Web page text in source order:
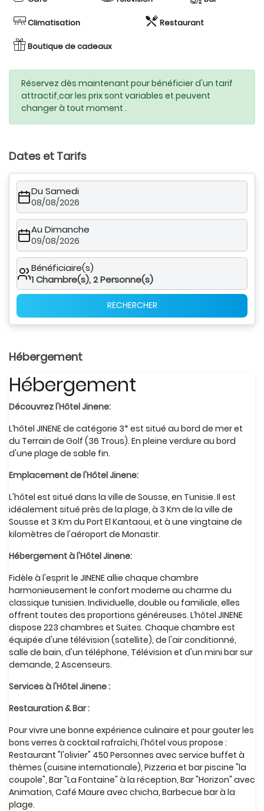
Climatisation Restaurant
Boutique de cadeaux
Réservez dès maintenant pour bénéficier d'un tarif
attractif,car les prix sont variables et peuvent
changer à tout moment .
Dates et Tarifs
Du Samedi
08/08/2026
Au Dimanche
09/08/2026
Bénéficiaire(s)
1Chambre(s),2Personne(s)
RECHERCHER
Hébergement
Hébergement
Découvrez l'Hôtel Jinene:
L’hôtel JINENE de catégorie 3* est situé au bord de mer et
du Terrain de Golf (36 Trous). En pleine verdure au bord
d'une plage de sable fin.
Emplacement de l'Hôtel Jinene:
L'hôtel est situé dans la ville de Sousse, en Tunisie. Il est
idéalement situé près de la plage, à 3 Km de la ville de
Sousse et 3 Km du Port El Kantaoui, et à une vingtaine de
kilomètres de l'aéroport de Monastir.
Hébergement à l'Hôtel Jinene:
Fidèle à l'esprit le JINENE allie chaque chambre
harmonieusement le confort moderne au charme du
classique tunisien. Individuelle, double ou familiale, elles
offrent toutes des proportions généreuses. L’hôtel JINENE
dispose 223 chambres et Suites. Chaque chambre est
équipée d'une télévision (satellite), de l'air conditionné,
salle de bain, d'un téléphone, Télévision et d'un mini bar sur
demande, 2 Ascenseurs.
Services à l'Hôtel Jinene :
Restauration & Bar :
Pour vivre une bonne expérience culinaire et pour gouter les
bons verres à cocktail rafraîchi, l'hôtel vous propose :
Restaurant "l'olivier" 450 Personnes avec service buffet à
thèmes (cuisine internationale), Pizzeria et bar piscine "la
coupole", Bar "La Fontaine" à la réception, Bar "Horizon" avec
Animation, Café Maure avec chicha, Barbecue bar à la
plage.